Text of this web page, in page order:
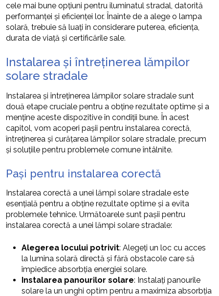
cele mai bune opțiuni pentru iluminatul stradal, datorită
performanței și eficienței lor. Înainte de a alege o lampa
solară, trebuie să luați în considerare puterea, eficiența,
durata de viață și certificările sale.
Instalarea și întreținerea lămpilor
solare stradale
Instalarea și întreținerea lămpilor solare stradale sunt
două etape cruciale pentru a obține rezultate optime și a
menține aceste dispozitive în condiții bune. În acest
capitol, vom acoperi pașii pentru instalarea corectă,
întreținerea și curățarea lămpilor solare stradale, precum
și soluțiile pentru problemele comune întâlnite.
Pași pentru instalarea corectă
Instalarea corectă a unei lămpi solare stradale este
esențială pentru a obține rezultate optime și a evita
problemele tehnice. Următoarele sunt pașii pentru
instalarea corectă a unei lămpi solare stradale:
Alegerea locului potrivit: Alegeți un loc cu acces
la lumina solară directă și fără obstacole care să
împiedice absorbția energiei solare.
Instalarea panourilor solare: Instalați panourile
solare la un unghi optim pentru a maximiza absorbția